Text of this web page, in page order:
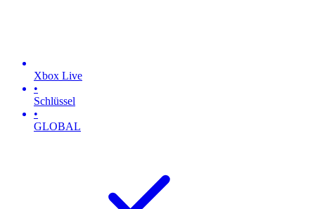
Xbox Live
•
Schlüssel
•
GLOBAL